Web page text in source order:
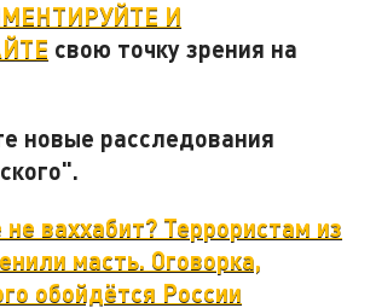
И
свою точку зрения на
новые расследования
ваххабит? Террористам из
масть. Оговорка,
обойдётся России